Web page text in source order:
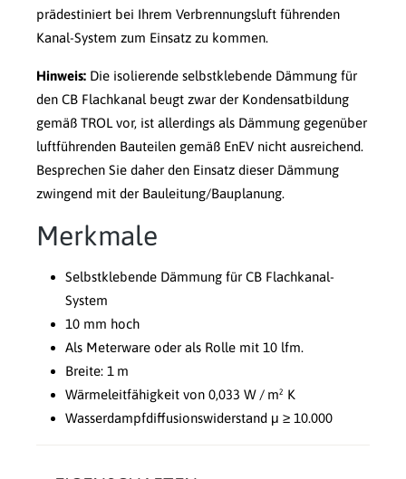
prädestiniert bei Ihrem Verbrennungsluft führenden
Kanal-System zum Einsatz zu kommen.
Hinweis: Die isolierende selbstklebende Dämmung für
den CB Flachkanal beugt zwar der Kondensatbildung
gemäß TROL vor, ist allerdings als Dämmung gegenüber
luftführenden Bauteilen gemäß EnEV nicht ausreichend.
Besprechen Sie daher den Einsatz dieser Dämmung
zwingend mit der Bauleitung/Bauplanung.
Merkmale
Selbstklebende Dämmung für CB Flachkanal-
System
10 mm hoch
Als Meterware oder als Rolle mit 10 lfm.
Breite: 1 m
Wärmeleitfähigkeit von 0,033 W / m² K
Wasserdampfdiffusionswiderstand μ ≥ 10.000